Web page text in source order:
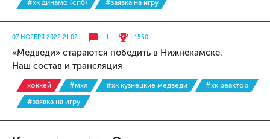
#хк динамо (спб)
#заявка на игру
07 НОЯБРЯ 2022 21:02 1 1550
«Медведи» стараются победить в Нижнекамске.
Наш состав и трансляция
хоккей #мхл #хк кузнецкие медведи
#хк реактор
#заявка на игру